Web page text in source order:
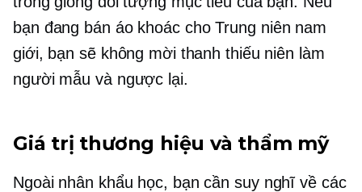
bạn đang bán áo khoác choTrung niên nam
giới, bạn sẽ không mời thanh thiếu niên làm
người mẫu và ngược lại.
Giá trị thương hiệu và thẩm mỹ
Ngoài nhân khẩu học, bạn cần suy nghĩ về các